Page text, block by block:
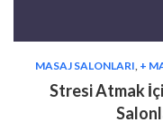
MASAJ SALONLARI, +
Stresi Atmak